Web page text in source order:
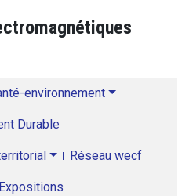
environnement
Durable
Réseau wecf
Expositions